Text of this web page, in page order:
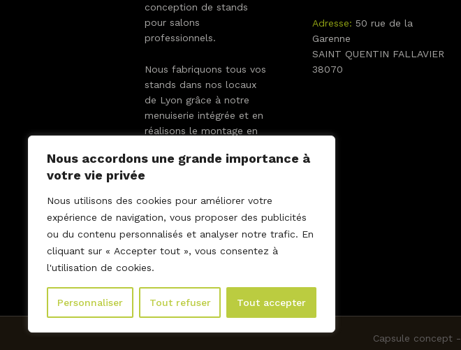
Nous accordons une grande importance à
votre vie privée
Nous utilisons des cookies pour améliorer votre
expérience de navigation, vous proposer des publicités
ou du contenu personnalisés et analyser notre trafic. En
cliquant sur « Accepter tout », vous consentez à
l'utilisation de cookies.
Personnaliser Tout refuser Tout accepter
conception de stands
pour salons
professionnels.
Nous fabriquons tous vos
stands dans nos locaux
de Lyon grâce à notre
menuiserie intégrée et en
réalisons le montage en
Adresse: 50 rue de la
Garenne
SAINT QUENTIN FALLAVIER
38070
Capsule concept -